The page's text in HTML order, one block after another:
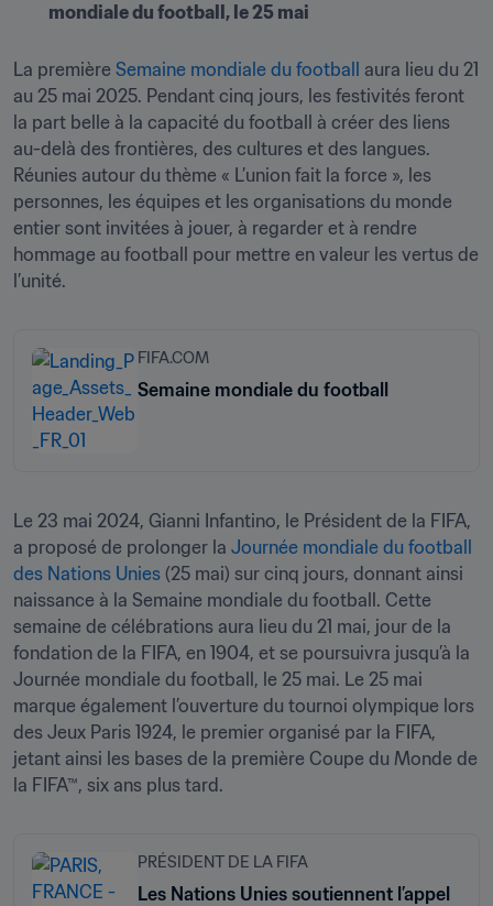
mondiale du football, le 25 mai
La première Semaine mondiale du football
aura lieu du 21
au 25 mai 2025. Pendant cinq jours, les festivités feront
la part belle à la capacité du football à créer des liens
au-delà des frontières, des cultures et des langues.
Réunies autour du thème « L’union fait la force », les
personnes, les équipes et les organisations du monde
entier sont invitées à jouer, à regarder et à rendre
hommage au football pour mettre en valeur les vertus de
l’unité.
FIFA.COM
Semaine mondiale du football
Le 23 mai 2024, Gianni Infantino, le Président de la FIFA,
a proposé de prolonger la Journée mondiale du football
des Nations Unies (25 mai) sur cinq jours, donnant ainsi
naissance à la Semaine mondiale du football. Cette
semaine de célébrations aura lieu du 21 mai, jour de la
fondation de la FIFA, en 1904, et se poursuivra jusqu’à la
Journée mondiale du football, le 25 mai. Le 25 mai
marque également l’ouverture du tournoi olympique lors
des Jeux Paris 1924, le premier organisé par la FIFA,
jetant ainsi les bases de la première Coupe du Monde de
la FIFA™, six ans plus tard.
PRÉSIDENT DE LA FIFA
Les Nations Unies soutiennent l’appel